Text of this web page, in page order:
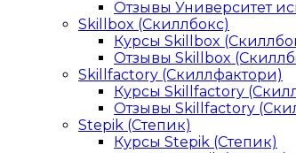
Отзывы Университет
Skillbox (Скиллбокс)
Курсы Skillbox
Отзывы Skillbox
Skillfactory (Скиллфактори)
Курсы Skillfactory
Отзывы Skillfactory
Stepik (Степик)
Курсы Stepik (Степик)